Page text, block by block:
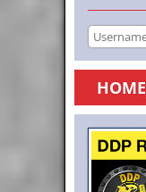
HOME